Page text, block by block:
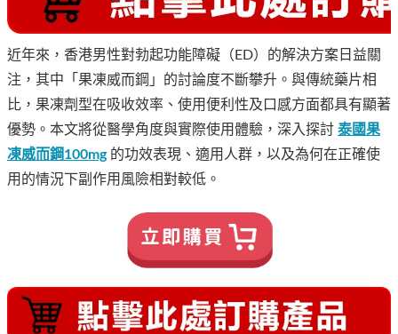
近年來，香港男性對勃起功能障礙（ED）的解決方案日益關
注，其中「果凍威而鋼」的討論度不斷攀升。與傳統藥片相
比，果凍劑型在吸收效率、使用便利性及口感方面都具有顯著
優勢。本文將從醫學角度與實際使用體驗，深入探討 泰國果
凍威而鋼100mg的功效表現、適用人群，以及為何在正確使
用的情況下副作用風險相對較低。